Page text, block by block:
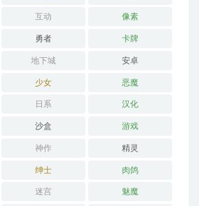
互动 像素
勇者 卡牌
地下城 安卓
少女 恶魔
日系 汉化
沙盒 游戏
神作 精灵
绅士 肉鸽
迷宫 魅魔